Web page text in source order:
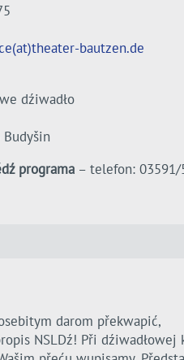
bautzen.de
dźiwadło
programa – telefon: 03591/
darom překwapić,
NSLDź! Při dźiwadłowej